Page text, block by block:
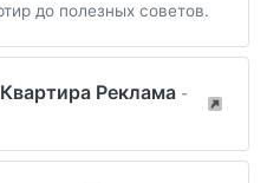
до полезных советов.
Реклама -